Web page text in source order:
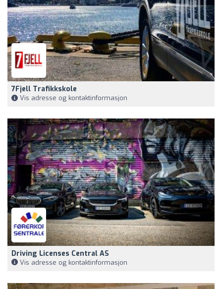
7Fjell Trafikkskole
Vis adresse og kontaktinformasjon
Driving Licenses Central AS
Vis adresse og kontaktinformasjon